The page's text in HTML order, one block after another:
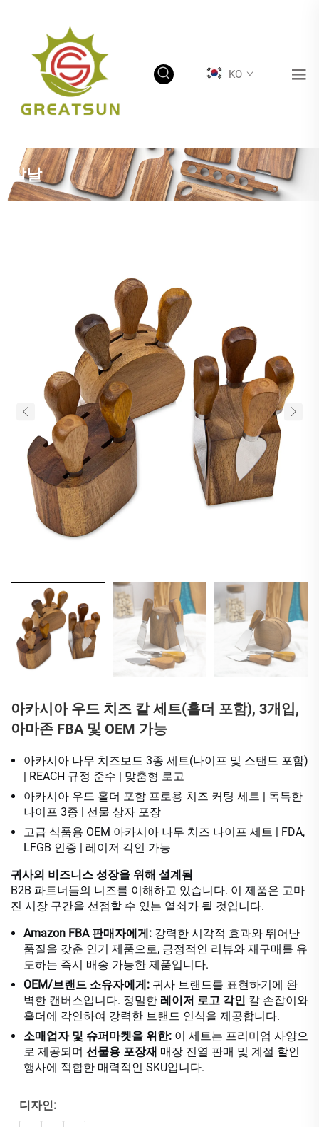
KO
칼날
아카시아 우드 치즈 칼 세트(홀더 포함), 3개입,
아마존 FBA 및 OEM 가능
아카시아 나무 치즈보드 3종 세트(나이프 및 스탠드 포함)
| REACH 규정 준수 | 맞춤형 로고
아카시아 우드 홀더 포함 프로용 치즈 커팅 세트 | 독특한
나이프 3종 | 선물 상자 포장
고급 식품용 OEM 아카시아 나무 치즈 나이프 세트 | FDA,
LFGB 인증 | 레이저 각인 가능
귀사의 비즈니스 성장을 위해 설계됨
B2B 파트너들의 니즈를 이해하고 있습니다. 이 제품은 고마
진 시장 구간을 선점할 수 있는 열쇠가 될 것입니다.
Amazon FBA 판매자에게: 강력한 시각적 효과와 뛰어난
품질을 갖춘 인기 제품으로, 긍정적인 리뷰와 재구매를 유
도하는 즉시 배송 가능한 제품입니다.
OEM/브랜드 소유자에게: 귀사 브랜드를 표현하기에 완
벽한 캔버스입니다. 정밀한 레이저 로고 각인 칼 손잡이와
홀더에 각인하여 강력한 브랜드 인식을 제공합니다.
소매업자 및 슈퍼마켓을 위한: 이 세트는 프리미엄 사양으
로 제공되며 선물용 포장재 매장 진열 판매 및 계절 할인
행사에 적합한 매력적인 SKU입니다.
디자인: